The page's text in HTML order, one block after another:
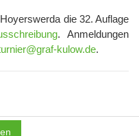
die 32. Auflage
. Anmeldungen
kulow.de.